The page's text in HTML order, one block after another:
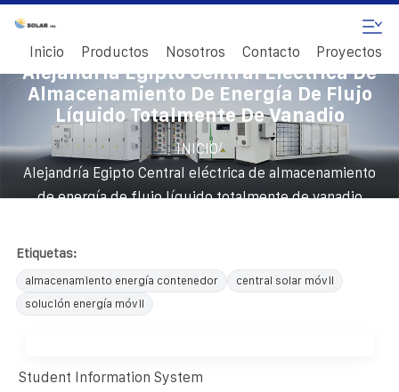
Inicio Productos Nosotros Contacto Proyectos
Alejandría Egipto Central Eléctrica De
Almacenamiento De Energía De Flujo
Líquido Totalmente De Vanadio
INICIO/
Alejandría Egipto Central eléctrica de almacenamiento
de energía de flujo líquido totalmente de vanadio
Etiquetas:
almacenamiento energía contenedor
central solar móvil
solución energía móvil
Student Information System